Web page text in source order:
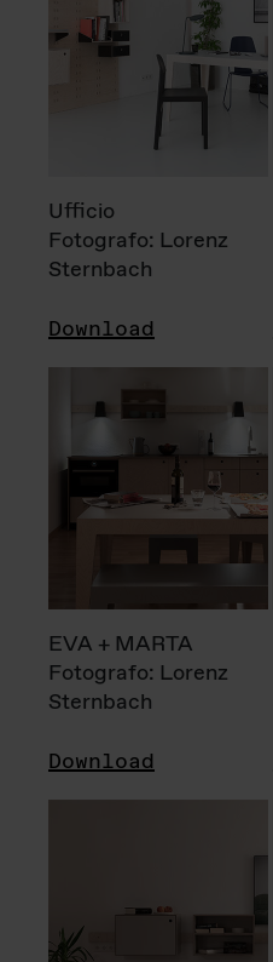
Ufficio
Fotografo: Lorenz
Sternbach
Download
EVA + MARTA
Fotografo: Lorenz
Sternbach
Download